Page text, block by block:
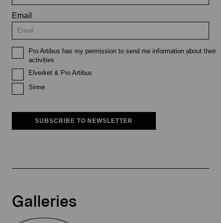
Email
Pro Artibus has my permission to send me information about their
activities
Elverket & Pro Artibus
Sinne
SUBSCRIBE TO NEWSLETTER
Galleries